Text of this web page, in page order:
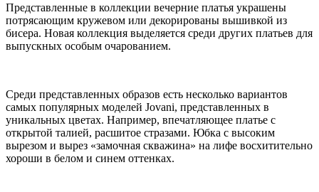
Представленные в коллекции вечерние платья украшены
потрясающим кружевом или декорированы вышивкой из
бисера. Новая коллекция выделяется среди других платьев для
выпускных особым очарованием.
Среди представленных образов есть несколько вариантов
самых популярных моделей Jovani, представленных в
уникальных цветах. Например, впечатляющее платье с
открытой талией, расшитое стразами. Юбка с высоким
вырезом и вырез «замочная скважина» на лифе восхитительно
хороши в белом и синем оттенках.